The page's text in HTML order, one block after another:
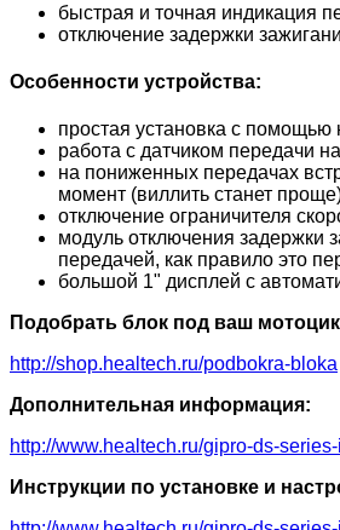
быстрая и точная индикация
отключение задержки
Особенности устройства:
простая установка с помощью
работа с датчиком передачи
на пониженных передачах
момент (виллить станет
отключение ограничителя
модуль отключения задержки
передачей, как правило это
большой 1" дисплей с
Подобрать блок под ваш
http://shop.healtech.ru/podbokra-bloka
Дополнительная информация:
http://www.healtech.ru/gipro-ds-
Инструкции по установке и